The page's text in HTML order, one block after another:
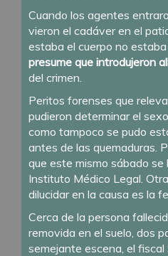
Cuando los agentes
vieron el cadáver en el
estaba el cuerpo no
presume que introdujeron
del crimen.
Peritos forenses que
pudieron determinar el
como tampoco se pudo
antes de las quemaduras.
que este mismo sábado se
Instituto Médico Legal.
dilucidar en la causa es la
Cerca de la persona
removida en el suelo, dos
semejante escena, el